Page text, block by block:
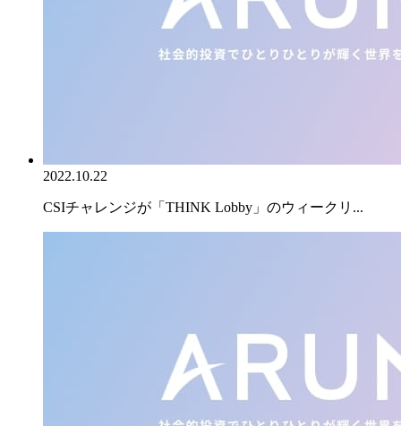
2022.10.22
CSIチャレンジが「THINK Lobby」のウィークリ...